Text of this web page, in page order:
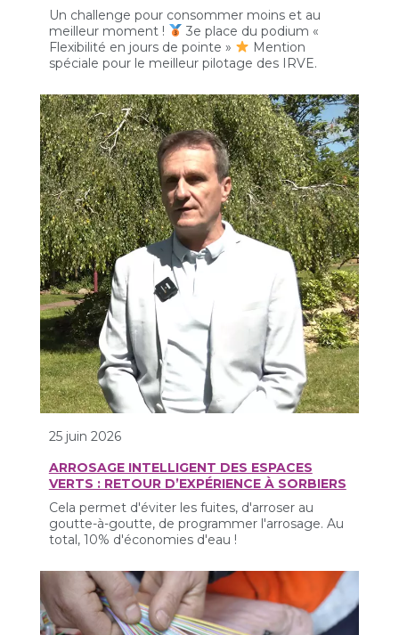
Un challenge pour consommer moins et au
meilleur moment !
3e place du podium «
Flexibilité en jours de pointe »
Mention
spéciale pour le meilleur pilotage des IRVE.
25 juin 2026
ARROSAGE INTELLIGENT DES ESPACES
VERTS : RETOUR D’EXPÉRIENCE À SORBIERS
Cela permet d'éviter les fuites, d'arroser au
goutte-à-goutte, de programmer l'arrosage. Au
total, 10% d'économies d'eau !